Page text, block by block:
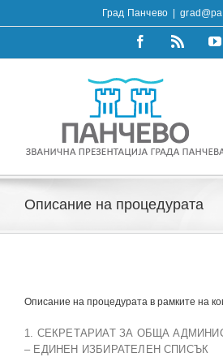
to
Град Панчево
FacebookRss
Oписание на процедурата
Oписание на процедурата в рамките на
1. СЕКРЕТАРИАТ ЗА ОБЩА
– ЕДИНЕН ИЗБИРАТЕЛЕН СПИСЪК